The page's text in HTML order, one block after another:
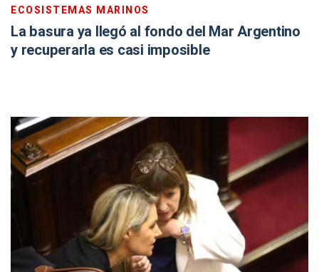
ECOSISTEMAS MARINOS
La basura ya llegó al fondo del Mar Argentino
y recuperarla es casi imposible